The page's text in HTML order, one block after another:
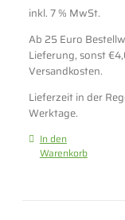
inkl. 7 % MwSt.
Ab 25 Euro
Lieferung, sonst
Versandkosten.
Lieferzeit in der
Werktage.
In den
Warenkorb